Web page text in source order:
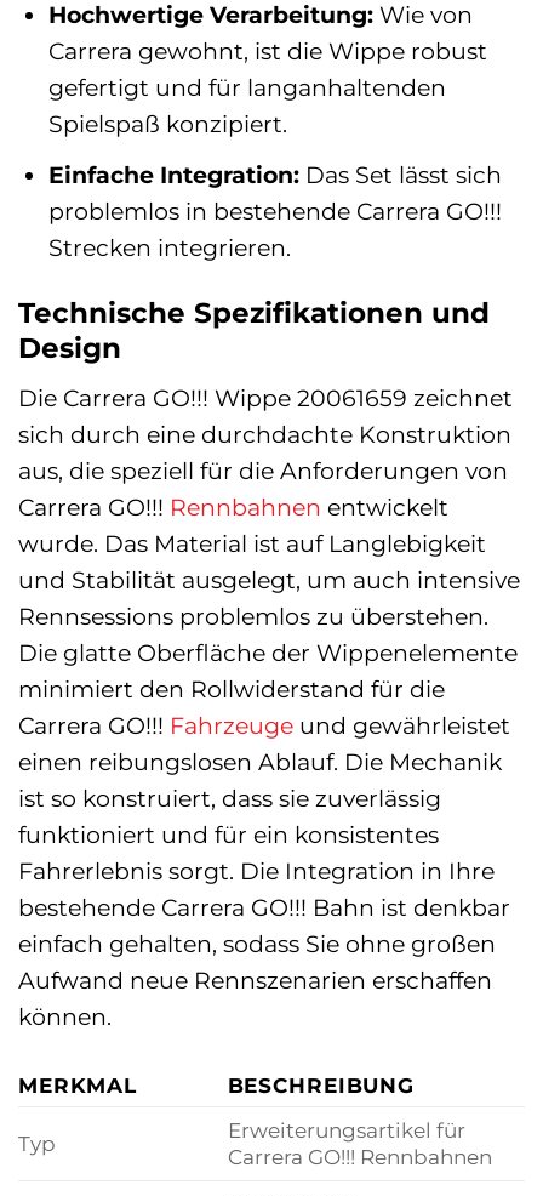
Hochwertige Verarbeitung:Wie von
Carrera gewohnt, ist die Wippe robust
gefertigt und für langanhaltenden
Spielspaß konzipiert.
Einfache Integration:Das Set lässt sich
problemlos in bestehende Carrera GO!!!
Strecken integrieren.
Technische Spezifikationen und
Design
Die Carrera GO!!! Wippe 20061659 zeichnet
sich durch eine durchdachte Konstruktion
aus, die speziell für die Anforderungen von
Carrera GO!!! Rennbahnen entwickelt
wurde. Das Material ist auf Langlebigkeit
und Stabilität ausgelegt, um auch intensive
Rennsessions problemlos zu überstehen.
Die glatte Oberfläche der Wippenelemente
minimiert den Rollwiderstand für die
Carrera GO!!! Fahrzeuge und gewährleistet
einen reibungslosen Ablauf. Die Mechanik
ist so konstruiert, dass sie zuverlässig
funktioniert und für ein konsistentes
Fahrerlebnis sorgt. Die Integration in Ihre
bestehende Carrera GO!!! Bahn ist denkbar
einfach gehalten, sodass Sie ohne großen
Aufwand neue Rennszenarien erschaffen
können.
MERKMAL BESCHREIBUNG
Typ
Erweiterungsartikel für
Carrera GO!!! Rennbahnen